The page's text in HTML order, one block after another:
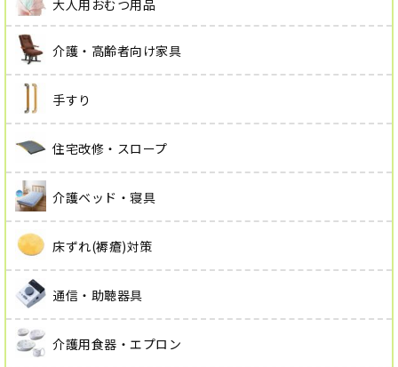
大人用おむつ用品
介護・高齢者向け家具
手すり
住宅改修・スロープ
介護ベッド・寝具
床ずれ(褥瘡)対策
通信・助聴器具
介護用食器・エプロン